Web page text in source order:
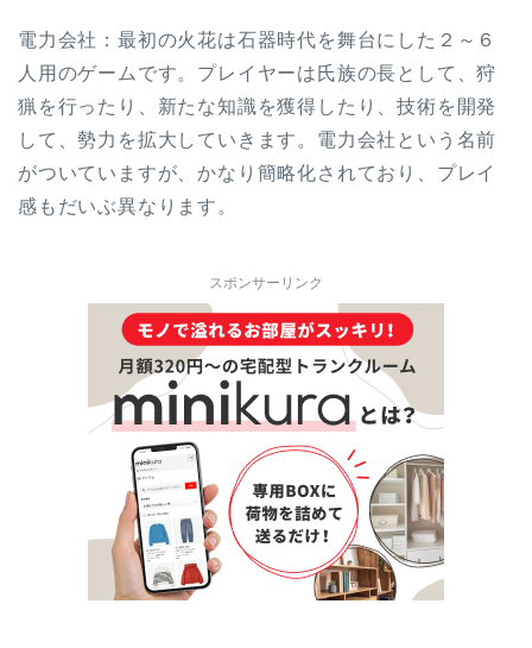
電力会社：最初の火花は石器時代を舞台にした２～６
人用のゲームです。プレイヤーは氏族の長として、狩
猟を行ったり、新たな知識を獲得したり、技術を開発
して、勢力を拡大していきます。電力会社という名前
がついていますが、かなり簡略化されており、プレイ
感もだいぶ異なります。
スポンサーリンク